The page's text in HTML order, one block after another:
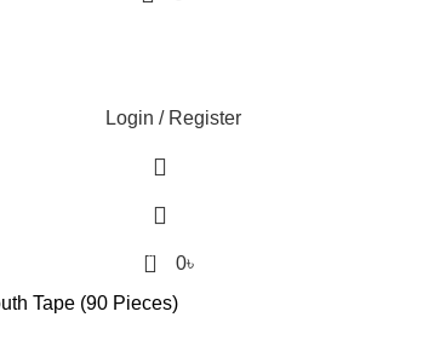
Login / Register
0 0৳
Tape (90 Pieces)